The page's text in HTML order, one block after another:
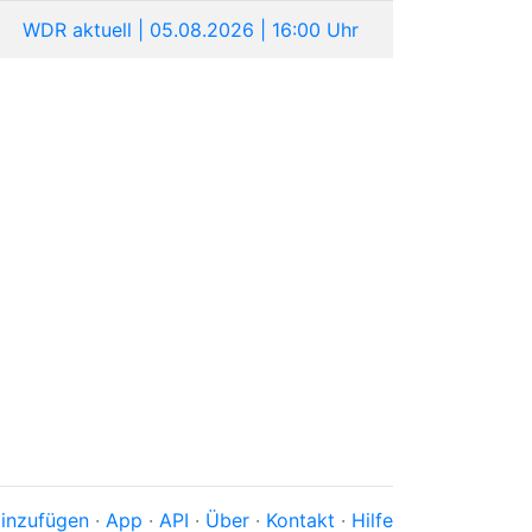
WDR aktuell | 05.08.2026 | 16:00 Uhr
· App · API · Über · Kontakt · Hilfe